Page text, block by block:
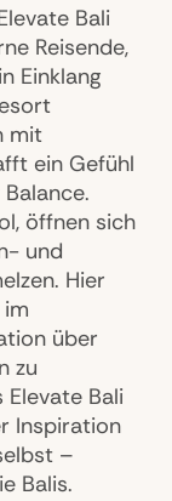
Bali
Reisende,
Einklang
mit
ein Gefühl
öffnen sich
und
Hier
über
zu
Elevate Bali
Inspiration
–
Balis.